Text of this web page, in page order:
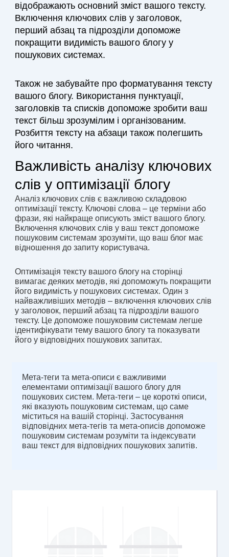
відображають основний зміст вашого тексту.
Включення ключових слів у заголовок,
перший абзац та підрозділи допоможе
покращити видимість вашого блогу у
пошукових системах.
Також не забувайте про форматування тексту
вашого блогу. Використання пунктуації,
заголовків та списків допоможе зробити ваш
текст більш зрозумілим і організованим.
Розбиття тексту на абзаци також полегшить
його читання.
Важливість аналізу ключових
слів у оптимізації блогу
Аналіз ключових слів є важливою складовою
оптимізації тексту. Ключові слова – це терміни або
фрази, які найкраще описують зміст вашого блогу.
Включення ключових слів у ваш текст допоможе
пошуковим системам зрозуміти, що ваш блог має
відношення до запиту користувача.
Оптимізація тексту вашого блогу на сторінці
вимагає деяких методів, які допоможуть покращити
його видимість у пошукових системах. Один з
найважливіших методів – включення ключових слів
у заголовок, перший абзац та підрозділи вашого
тексту. Це допоможе пошуковим системам легше
ідентифікувати тему вашого блогу та показувати
його у відповідних пошукових запитах.
Мета-теги та мета-описи є важливими
елементами оптимізації вашого блогу для
пошукових систем. Мета-теги – це короткі описи,
які вказують пошуковим системам, що саме
міститься на вашій сторінці. Застосування
відповідних мета-тегів та мета-описів допоможе
пошуковим системам розуміти та індексувати
ваш текст для відповідних пошукових запитів.